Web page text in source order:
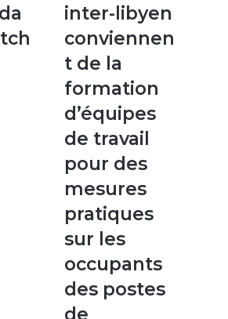
dialogue
inter-
libyen
conviennent
de
la
formation
d’équipes
de
pour
des
mesures
pratiques
sur
occupants
des
inter-libyen
conviennen
t de la
formation
d’équipes
de travail
pour des
mesures
pratiques
sur les
occupants
des postes
de